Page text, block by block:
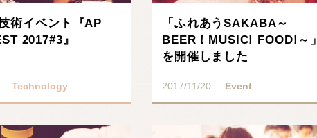
術イベント『AP
2017#3』
Technology
「ふれあうSAKABA～
BEER！MUSIC! FOOD!～」
を開催しました
2017/11/20 Event